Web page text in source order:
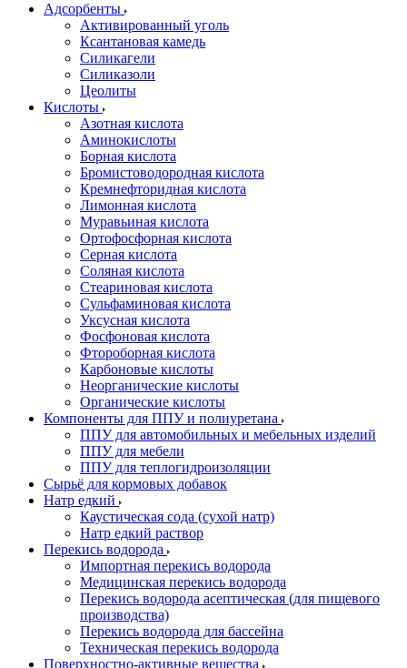
Адсорбенты
Активированный уголь
Ксантановая камедь
Силикагели
Силиказоли
Цеолиты
Кислоты
Азотная кислота
Аминокислоты
Борная кислота
Бромистоводородная кислота
Кремнефторидная кислота
Лимонная кислота
Муравьиная кислота
Ортофосфорная кислота
Серная кислота
Соляная кислота
Стеариновая кислота
Сульфаминовая кислота
Уксусная кислота
Фосфоновая кислота
Фтороборная кислота
Карбоновые кислоты
Неорганические кислоты
Органические кислоты
Компоненты для ППУ и полиуретана
ППУ для автомобильных и мебельных изделий
ППУ для мебели
ППУ для теплогидроизоляции
Сырьё для кормовых добавок
Натр едкий
Каустическая сода (сухой натр)
Натр едкий раствор
Перекись водорода
Импортная перекись водорода
Медицинская перекись водорода
Перекись водорода асептическая (для пищевого
производства)
Перекись водорода для бассейна
Техническая перекись водорода
Поверхностно-активные вещества